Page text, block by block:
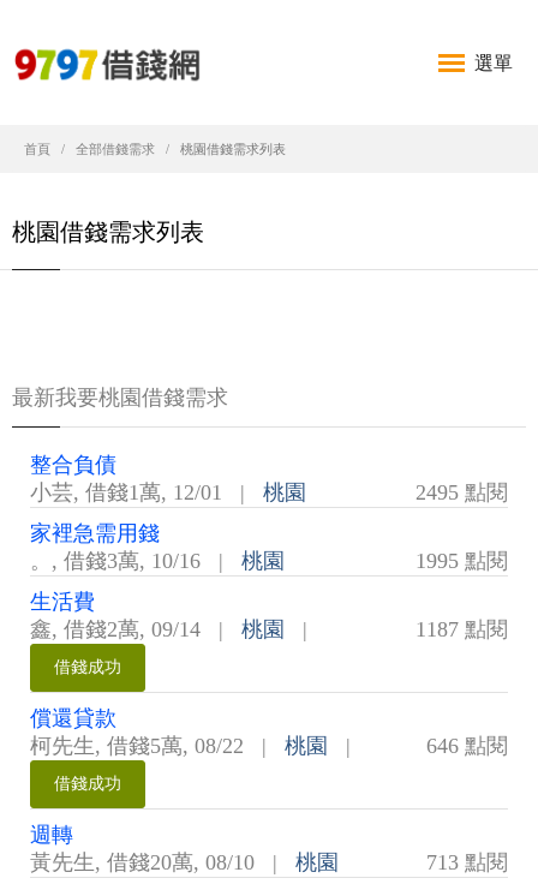
選單
首頁 全部借錢需求 桃園借錢需求列表
桃園借錢需求列表
最新我要桃園借錢需求
整合負債
小芸, 借錢1萬, 12/01 | 桃園
2495 點閱
家裡急需用錢
。 , 借錢3萬, 10/16 | 桃園
1995 點閱
生活費
鑫, 借錢2萬, 09/14 | 桃園 1187 點閱
|
借錢成功
償還貸款
柯先生, 借錢5萬, 08/22 | 桃園 646 點閱
|
借錢成功
週轉
黃先生, 借錢20萬, 08/10 | 桃園
713 點閱